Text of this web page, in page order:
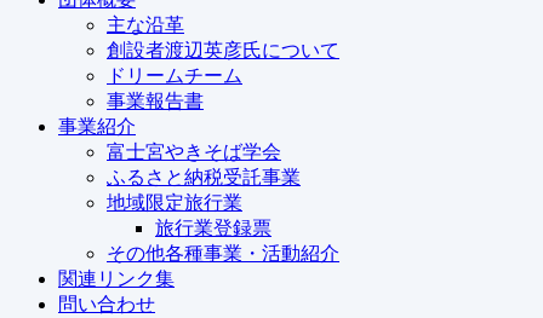
主な沿革
創設者渡辺英彦氏について
ドリームチーム
事業報告書
事業紹介
富士宮やきそば学会
ふるさと納税受託事業
地域限定旅行業
旅行業登録票
その他各種事業・活動紹介
関連リンク集
問い合わせ